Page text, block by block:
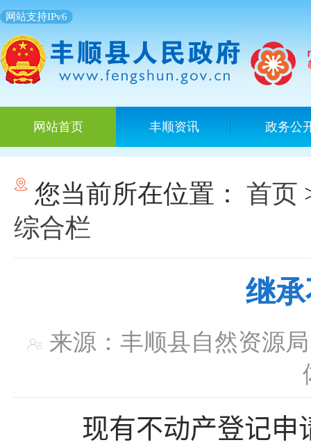
网站支持IPv6
网站首页 丰顺资讯 政务公
您当前所在位置： 首页
综合栏
继
来源：丰顺县自然
现有不动产登记申